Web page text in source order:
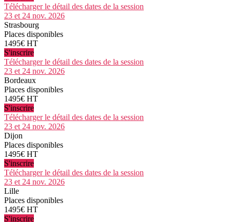
Télécharger le détail des dates de la session
23 et 24 nov. 2026
Strasbourg
Places disponibles
1495€ HT
S'inscrire
Télécharger le détail des dates de la session
23 et 24 nov. 2026
Bordeaux
Places disponibles
1495€ HT
S'inscrire
Télécharger le détail des dates de la session
23 et 24 nov. 2026
Dijon
Places disponibles
1495€ HT
S'inscrire
Télécharger le détail des dates de la session
23 et 24 nov. 2026
Lille
Places disponibles
1495€ HT
S'inscrire